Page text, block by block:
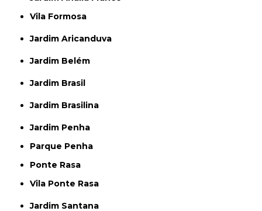
Vila Formosa
Jardim Aricanduva
Jardim Belém
Jardim Brasil
Jardim Brasilina
Jardim Penha
Parque Penha
Ponte Rasa
Vila Ponte Rasa
Jardim Santana